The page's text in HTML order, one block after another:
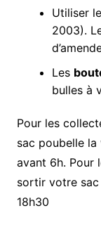
Utiliser
2003).
Les
bulles à
Pour les
sac poubelle la
avant 6h. Pour
sortir votre sac
18h30